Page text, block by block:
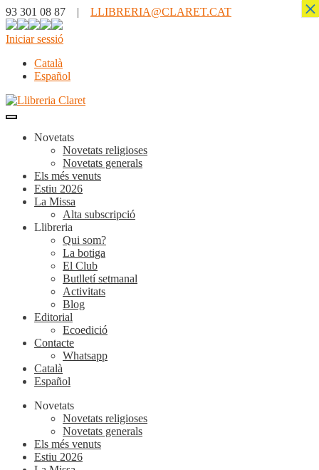
93 301 08 87 | LLIBRERIA@CLARET.CAT
Iniciar sessió
Català
Español
Novetats
Novetats religioses
Novetats generals
Els més venuts
Estiu 2026
La Missa
Alta subscripció
Llibreria
Qui som?
La botiga
El Club
Butlletí setmanal
Activitats
Blog
Editorial
Ecoedició
Contacte
Whatsapp
Català
Español
Novetats
Novetats religioses
Novetats generals
Els més venuts
Estiu 2026
×